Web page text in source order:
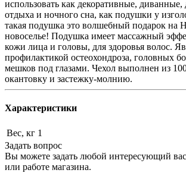
использовать как декоративные, диванные,
отдыха и ночного сна, как подушки у
такая подушка это волшебный подарок на
новоселье! Подушка имеет массажный
кожи лица и головы, для здоровья волос.
профилактикой остеохондроза, головных
мешков под глазами. Чехол выполнен из
окантовку и застежку-молнию.
Характеристики
Вес, кг 1
Задать вопрос
Вы можете задать любой интересующий
или работе магазина.